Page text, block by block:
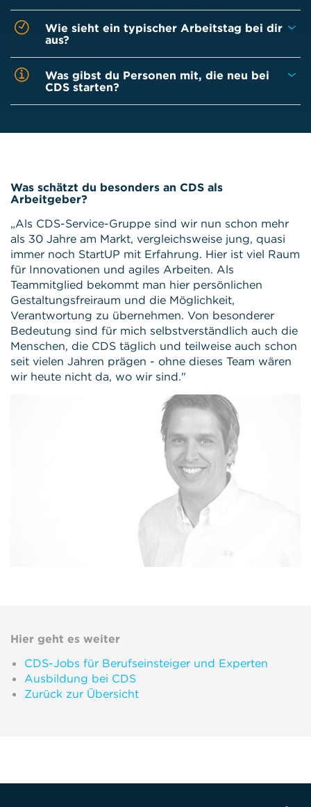
Wie sieht ein typischer Arbeitstag bei dir
aus?
Was gibst du Personen mit, die neu bei
CDS starten?
Was schätzt du besonders an CDS als
Arbeitgeber?
„Als CDS-Service-Gruppe sind wir nun schon mehr
als 30 Jahre am Markt, vergleichsweise jung, quasi
immer noch StartUP mit Erfahrung. Hier ist viel Raum
für Innovationen und agiles Arbeiten. Als
Teammitglied bekommt man hier persönlichen
Gestaltungsfreiraum und die Möglichkeit,
Verantwortung zu übernehmen. Von besonderer
Bedeutung sind für mich selbstverständlich auch die
Menschen, die CDS täglich und teilweise auch schon
seit vielen Jahren prägen - ohne dieses Team wären
wir heute nicht da, wo wir sind."
Hier geht es weiter
CDS-Jobs für Berufseinsteiger und Experten
Ausbildung bei CDS
Zurück zur Übersicht